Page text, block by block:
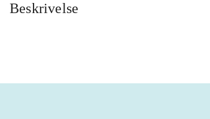
Beskrivelse